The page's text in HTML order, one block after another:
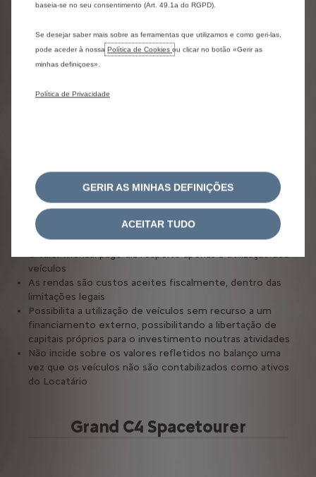
AS NOSSAS OFERTAS DE
RENTING
Free2move lease
Uma solução flexível para particulares. Através do
As vantagens do renting:
Tudo incluído na mensalidade
Otimização dos custos
Contabilização simplificada
Evita a aquisição dos veículos, podendo assim substituí-
los quando necessário
O valor mensal pago diz respeito apenas à utilização dos
veículos
As rendas são custos aceites fiscalmente, dentro das
limitações legais
Possibilita a utilização de veículos sem recurso a um
financiamento externo, possibilitando a libertação de
capitais próprios para o investimento noutras atividades
Não incide sobre os valores refletidos no balanço uma
vez que os veículos não são contabilizados como ativos
do Locatário
Grand C4 Spacetourer
baseia-se no seu consentimento (Art. 49.1a do RGPD).
Se desejar saber mais sobre as ferramentas que utilizamos e como geri-las,
pode aceder à nossa Política de Cookies ou clicar no botão «Gerir as
minhas definiçoes».
Política de Privacidade
GERIR AS MINHAS DEFINIÇÕES
ACEITAR TUDO